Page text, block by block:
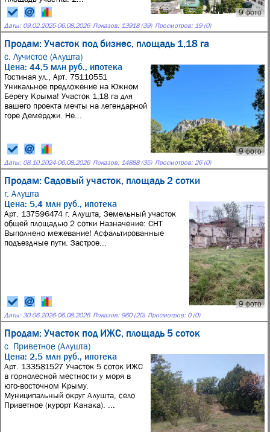
9 фото
Даты: 09.02.2025-06.08.2026 Показов: 13918 (39) Просмотров: 19 (0)
Продам: Участок под бизнес, площадь 1,18 га
с. Лучистое (Алушта)
9 фото
Цена: 44,5 млн руб., ипотека
Гостиная ул., Арт. 75110551
Уникальное предложение на Южном
Берегу Крыма! Участок 1,18 га для
вашего проекта мечты на легендарной
горе Демерджи. Не...
Даты: 08.10.2024-06.08.2026 Показов: 14888 (35) Просмотров: 26 (0)
Продам: Садовый участок, площадь 2 сотки
г. Алушта
9 фото
Цена: 5,4 млн руб., ипотека
Арт. 137596474 г. Алушта, Земельный участок
общей площадью 2 сотки Назначение: СНТ
Выполнено межевание! Асфальтированные
подъездные пути. Застрое...
Даты: 30.06.2026-06.08.2026 Показов: 960 (20) Просмотров: 0 (0)
Продам: Участок под ИЖС, площадь 5 соток
с. Приветное (Алушта)
Цена: 2,5 млн руб., ипотека
Арт. 133581527 Участок 5 соток ИЖС
в горнолесной местности у моря в
юго-восточном Крыму.
Муниципальный округ Алушта, село
Приветное (курорт Канака). ...